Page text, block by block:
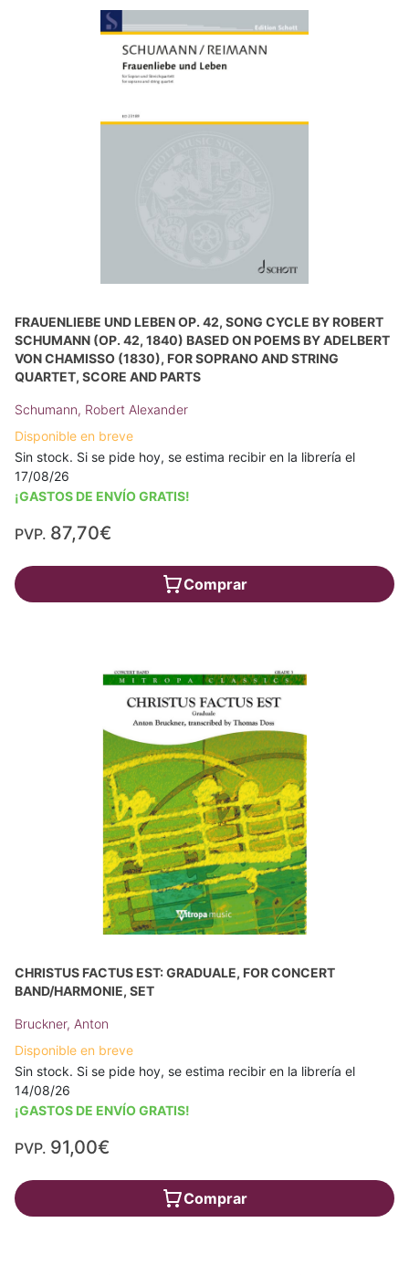
FRAUENLIEBE UND LEBEN OP. 42, SONG CYCLE BY ROBERT
SCHUMANN (OP. 42, 1840) BASED ON POEMS BY ADELBERT
VON CHAMISSO (1830), FOR SOPRANO AND STRING
QUARTET, SCORE AND PARTS
Schumann, Robert Alexander
Disponible en breve
Sin stock. Si se pide hoy, se estima recibir en la librería el
17/08/26
¡GASTOS DE ENVÍO GRATIS!
PVP. 87,70€
Comprar
CHRISTUS FACTUS EST: GRADUALE, FOR CONCERT
BAND/HARMONIE, SET
Bruckner, Anton
Disponible en breve
Sin stock. Si se pide hoy, se estima recibir en la librería el
14/08/26
¡GASTOS DE ENVÍO GRATIS!
PVP. 91,00€
Comprar